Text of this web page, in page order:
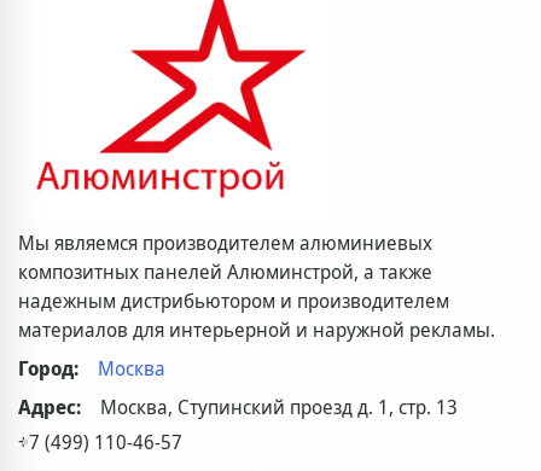
Мы являемся производителем алюминиевых
композитных панелей Алюминстрой, а также
надежным дистрибьютором и производителем
материалов для интерьерной и наружной рекламы.
Город:
Москва
Адрес:
Москва, Ступинский проезд д. 1, стр. 13
+7 (499) 110-46-57